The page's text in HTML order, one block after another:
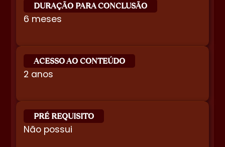
DURAÇÃO PARA CONCLUSÃO
6 meses
ACESSO AO CONTEÚDO
2 anos
PRÉ REQUISITO
Não possui